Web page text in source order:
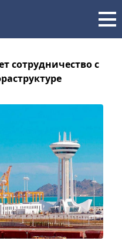
сотрудничество с